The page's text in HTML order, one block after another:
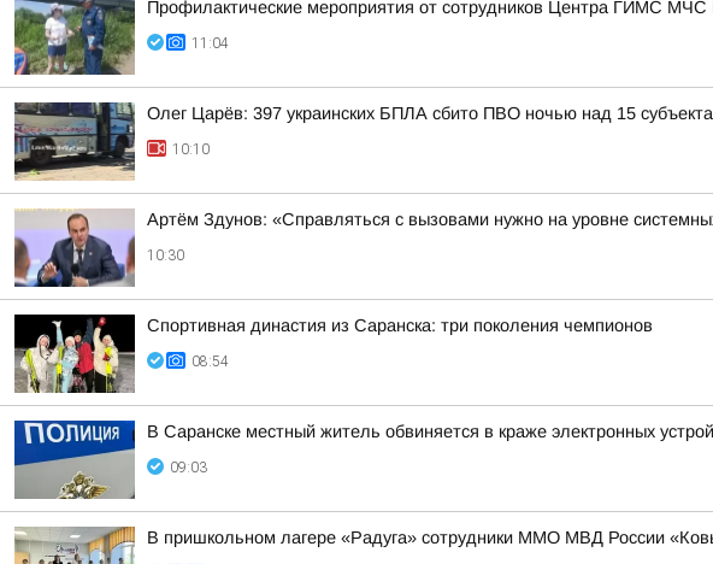
Профилактические мероприятия от сотрудников Центра ГИМС МЧС
11:04
Олег Царёв: 397 украинских БПЛА сбито ПВО ночью над 15
10:10
Артём Здунов: «Справляться с вызовами нужно на уровне
10:30
Спортивная династия из Саранска: три поколения чемпионов
08:54
В Саранске местный житель обвиняется в краже электронных
09:03
В пришкольном лагере «Радуга» сотрудники ММО МВД России